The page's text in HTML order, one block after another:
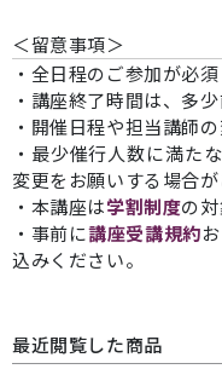
＜留意事項＞
・全日程のご参加が必須
・講座終了時間は、多
・開催日程や担当講師
・最少催行人数に満た
変更をお願いする場合が
・本講座は学割制度の対
・事前に講座受講規約
込みください。
最近閲覧した商品